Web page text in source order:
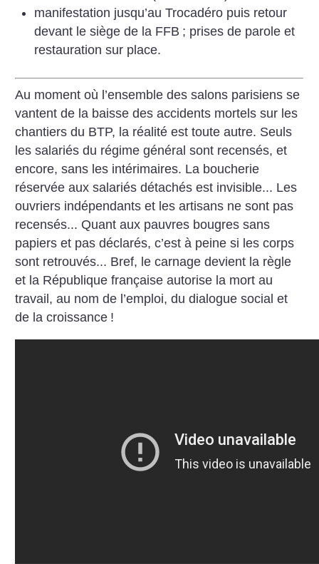
manifestation jusqu’au Trocadéro puis retour
devant le siège de la FFB ; prises de parole et
restauration sur place.
Au moment où l’ensemble des salons parisiens se
vantent de la baisse des accidents mortels sur les
chantiers du BTP, la réalité est toute autre. Seuls
les salariés du régime général sont recensés, et
encore, sans les intérimaires. La boucherie
réservée aux salariés détachés est invisible... Les
ouvriers indépendants et les artisans ne sont pas
recensés... Quant aux pauvres bougres sans
papiers et pas déclarés, c’est à peine si les corps
sont retrouvés... Bref, le carnage devient la règle
et la République française autorise la mort au
travail, au nom de l’emploi, du dialogue social et
de la croissance !